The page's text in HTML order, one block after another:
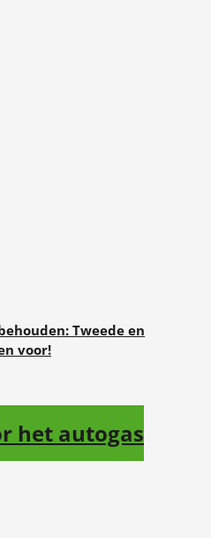
Tweede en
voor!
het autogas